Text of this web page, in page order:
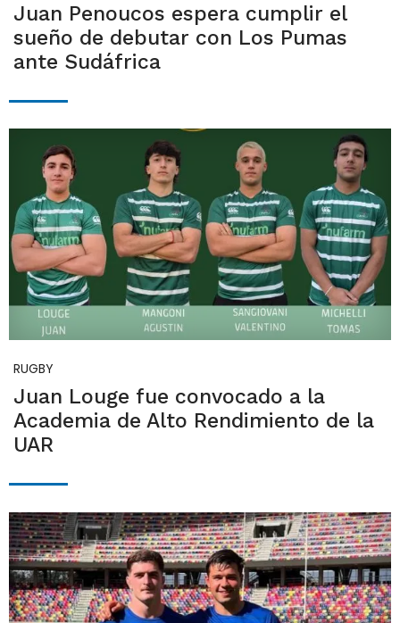
Juan Penoucos espera cumplir el
sueño de debutar con Los Pumas
ante Sudáfrica
RUGBY
Juan Louge fue convocado a la
Academia de Alto Rendimiento de la
UAR